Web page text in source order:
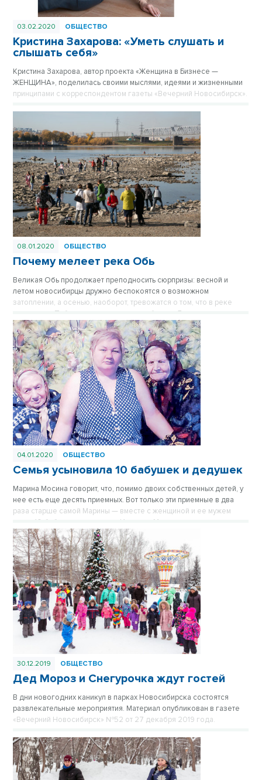
03.02.2020 ОБЩЕСТВО
Кристина Захарова: «Уметь слушать и
слышать себя»
Кристина Захарова, автор проекта «Женщина в Бизнесе —
ЖЕНЩИНА», поделилась своими мыслями, идеями и жизненными
принципами с корреспондентом газеты «Вечерний Новосибирск».
08.01.2020 ОБЩЕСТВО
Почему мелеет река Обь
Великая Обь продолжает преподносить сюрпризы: весной и
летом новосибирцы дружно беспокоятся о возможном
затоплении, а осенью, наоборот, тревожатся о том, что в реке
мало воды. Публикуется повторно в рубрике «Лучшие материалы
VN.RU 2019».
04.01.2020 ОБЩЕСТВО
Семья усыновила 10 бабушек и дедушек
Марина Мосина говорит, что, помимо двоих собственных детей, у
нее есть еще десять приемных. Вот только эти приемные в два
раза старше самой Марины — вместе с женщиной и ее мужем
живут 10 бабушек и дедушек. Их семья Мосиных когда-то
усыновила в Новосибирске. Публикуется повторно в рубрике
«Лучшие материалы VN.RU 2019».
30.12.2019 ОБЩЕСТВО
Дед Мороз и Снегурочка ждут гостей
В дни новогодних каникул в парках Новосибирска состоятся
развлекательные мероприятия. Материал опубликован в газете
«Вечерний Новосибирск» №52 от 27 декабря 2019 года.